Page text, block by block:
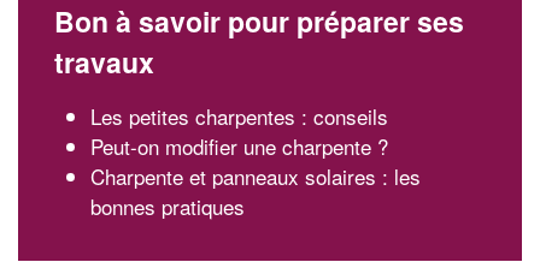
Bon à savoir pour préparer ses
travaux
Les petites charpentes : conseils
Peut-on modifier une charpente ?
Charpente et panneaux solaires : les
bonnes pratiques